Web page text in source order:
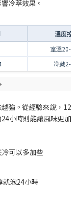
冷萃效果。
溫度控制
室溫20-25
冷藏2-4度
強。從經驗來說，12
小時則能讓風味更加
冷可以多加些
就泡24小時